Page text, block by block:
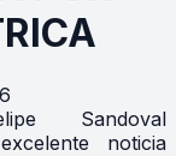
Sandoval
noticia